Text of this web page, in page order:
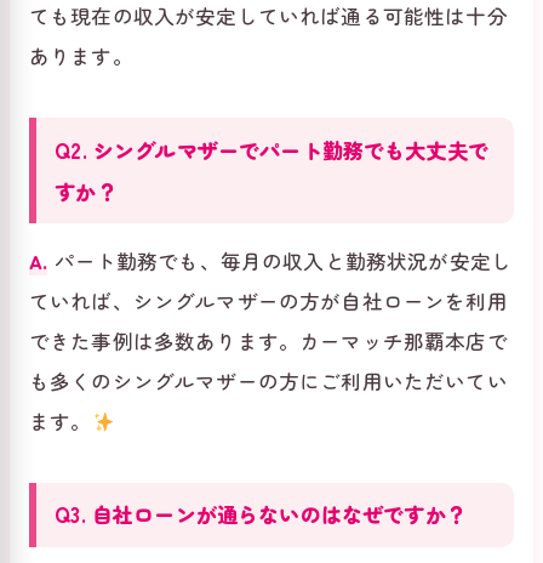
ても現在の収入が安定していれば通る可能性は十分
あります。
Q2. シングルマザーでパート勤務でも大丈夫で
すか？
A. パート勤務でも、毎月の収入と勤務状況が安定し
ていれば、シングルマザーの方が自社ローンを利用
できた事例は多数あります。カーマッチ那覇本店で
も多くのシングルマザーの方にご利用いただいてい
ます。
Q3. 自社ローンが通らないのはなぜですか？